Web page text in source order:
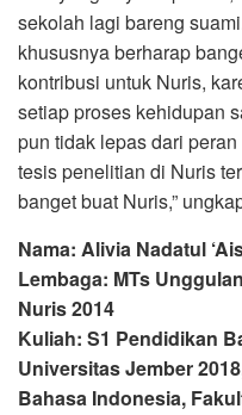
sekolah lagi bareng
khususnya berharap
kontribusi untuk Nuris,
setiap proses kehidupan
pun tidak lepas dari
tesis penelitian di Nuris
banget buat Nuris,”
Nama: Alivia Nadatul
Lembaga: MTs
Nuris 2014
Kuliah: S1 Pendidikan
Universitas Jember
Bahasa Indonesia,